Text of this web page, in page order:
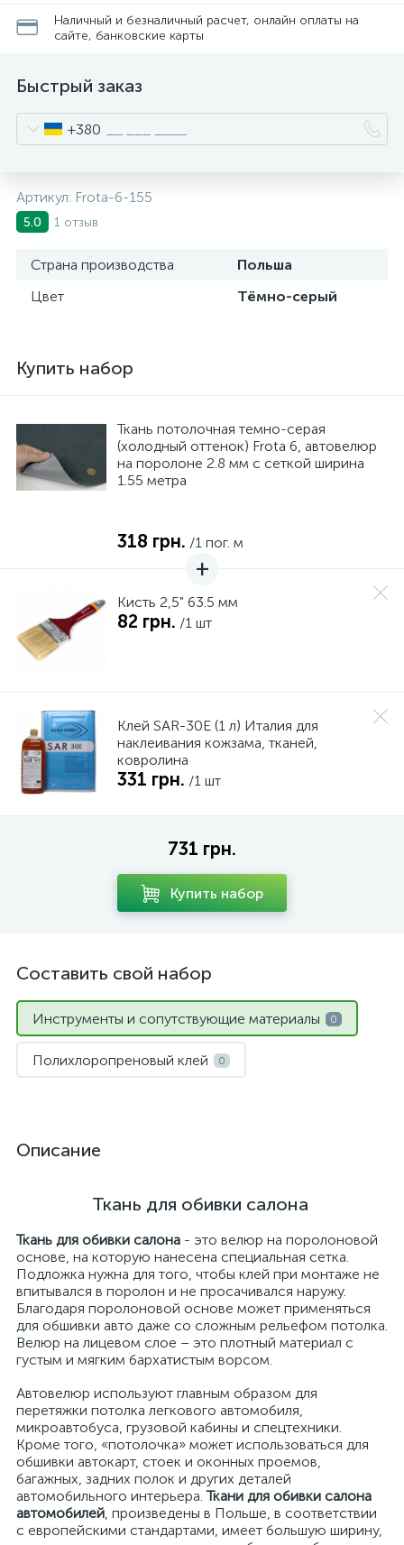
Наличный и безналичный расчет, онлайн оплаты на
сайте, банковские карты
Быстрый заказ
+380
Артикул: Frota-6-155
5.0 1 отзыв
Страна производства
Польша
Цвет
Тёмно-серый
Купить набор
Ткань потолочная темно-серая
(холодный оттенок) Frota 6, автовелюр
на поролоне 2.8 мм с сеткой ширина
1.55 метра
318 грн. /1 пог. м
Кисть 2,5" 63.5 мм
82 грн. /1 шт
Клей SAR-30E (1 л) Италия для
наклеивания кожзама, тканей,
ковролина
331 грн. /1 шт
731 грн.
Купить набор
Составить свой набор
Инструменты и сопутствующие материалы 0
Полихлоропреновый клей 0
Описание
Ткань для обивки салона
Ткань для обивки салона - это велюр на поролоновой
основе, на которую нанесена специальная сетка.
Подложка нужна для того, чтобы клей при монтаже не
впитывался в поролон и не просачивался наружу.
Благодаря поролоновой основе может применяться
для обшивки авто даже со сложным рельефом потолка.
Велюр на лицевом слое – это плотный материал с
густым и мягким бархатистым ворсом.
Автовелюр используют главным образом для
перетяжки потолка легкового автомобиля,
микроавтобуса, грузовой кабины и спецтехники.
Кроме того, «потолочка» может использоваться для
обшивки автокарт, стоек и оконных проемов,
багажных, задних полок и других деталей
автомобильного интерьера.Ткани для обивки салона
автомобилей, произведены в Польше, в соответствии
с европейскими стандартами, имеет большую ширину,